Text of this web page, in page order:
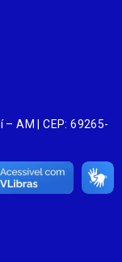
AM | CEP: 69265-